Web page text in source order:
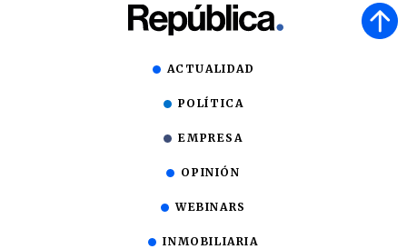
ACTUALIDAD
POLÍTICA
EMPRESA
OPINIÓN
WEBINARS
INMOBILIARIA